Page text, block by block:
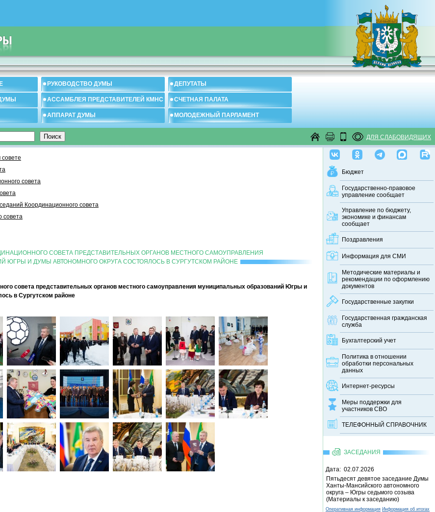
РУКОВОДСТВО ДУМЫ ДЕПУТАТЫ
АССАМБЛЕЯ ПРЕДСТАВИТЕЛЕЙ КМНС СЧЕТНАЯ ПАЛАТА
АППАРАТ ДУМЫ МОЛОДЕЖНЫЙ ПАРЛАМЕНТ
ДЛЯ СЛАБОВИДЯЩИХ
Бюджет
Государственно-правовое
управление сообщает
Управление по бюджету,
экономике и финансам
сообщает
Поздравления
Информация для СМИ
Методические материалы и
рекомендации по оформлению
документов
Государственные закупки
Государственная гражданская
служба
Бухгалтерский учет
Политика в отношении
обработки персональных
данных
Интернет-ресурсы
Меры поддержки для
участников СВО
ТЕЛЕФОННЫЙ CПРАВОЧНИК
ЗАСЕДАНИЯ
Дата: 02.07.2026
Пятьдесят девятое заседание Думы
Ханты-Мансийского автономного
округа – Югры седьмого созыва
(Материалы к заседанию)
Оперативная информация Информация об итогах
совета
Координационного совета
совета
СОВЕТА ПРЕДСТАВИТЕЛЬНЫХ ОРГАНОВ МЕСТНОГО САМОУПРАВЛЕНИЯ
ЮГРЫ И ДУМЫ АВТОНОМНОГО ОКРУГА СОСТОЯЛОСЬ В СУРГУТСКОМ РАЙОНЕ
совета представительных органов местного самоуправления муниципальных образований Югры и
в Сургутском районе